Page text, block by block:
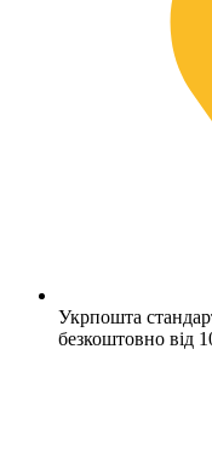
Укрпошта
безкоштовно від